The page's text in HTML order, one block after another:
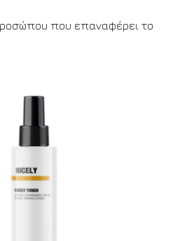
που επαναφέρει το